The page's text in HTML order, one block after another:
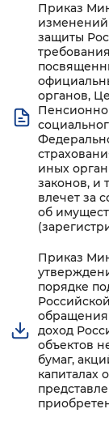
Приказ
изменений
защиты
органов,
иных
законов, и
влечет за
об
Приказ
порядке
обращения
доход
объектов
бумаг,
капиталах